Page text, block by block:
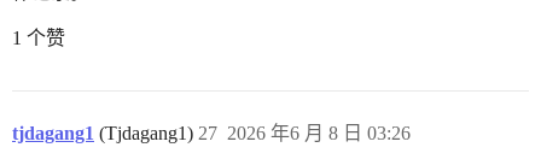
1 个赞
tjdagang1 (Tjdagang1) 2026 年6 月 8 日 03:26
27